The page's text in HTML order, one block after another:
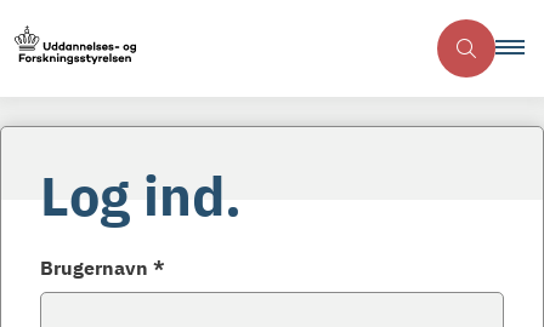
Log ind.
Brugernavn *